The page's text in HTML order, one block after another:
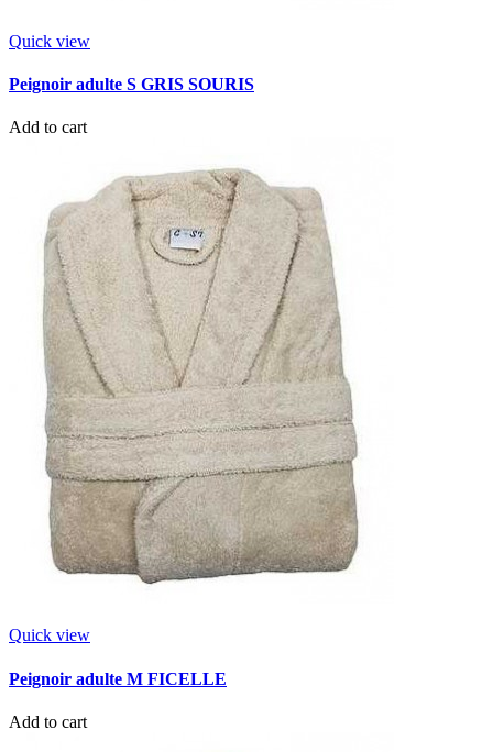
Quick view
Peignoir adulte S GRIS SOURIS
Add to cart
Quick view
Peignoir adulte M FICELLE
Add to cart